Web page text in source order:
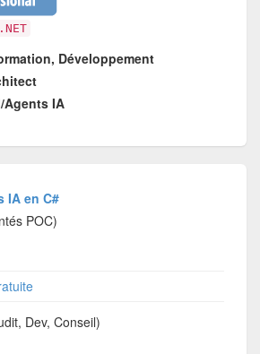
Développement
Agents IA
IA en C#
POC)
Dev, Conseil)